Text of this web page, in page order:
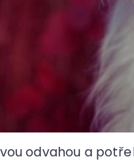
odvahou a